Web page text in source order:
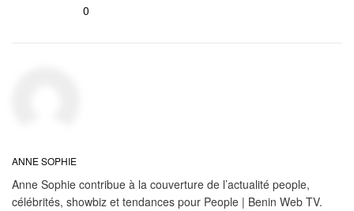
0
ANNE SOPHIE
Anne Sophie contribue à la couverture de l’actualité people,
célébrités, showbiz et tendances pour People | Benin Web TV.